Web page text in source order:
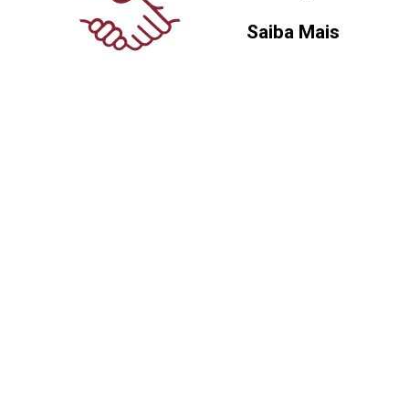
Saiba Mais